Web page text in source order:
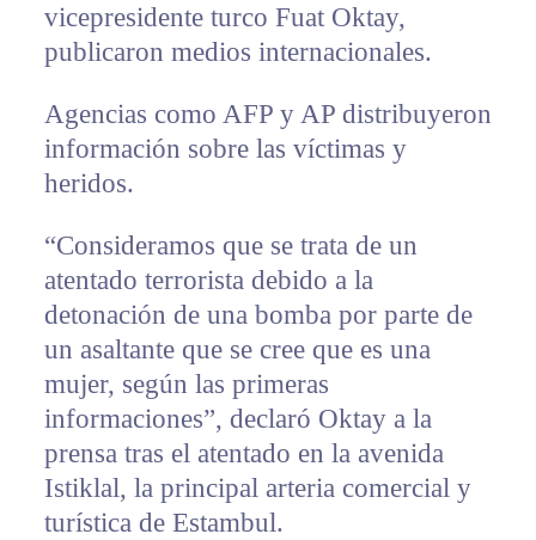
vicepresidente turco Fuat Oktay,
publicaron medios internacionales.
Agencias como AFP y AP distribuyeron
información sobre las víctimas y
heridos.
“Consideramos que se trata de un
atentado terrorista debido a la
detonación de una bomba por parte de
un asaltante que se cree que es una
mujer, según las primeras
informaciones”, declaró Oktay a la
prensa tras el atentado en la avenida
Istiklal, la principal arteria comercial y
turística de Estambul.